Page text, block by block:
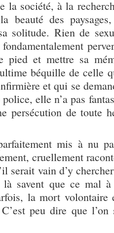
la société, à la
beauté des paysages,
solitude. Rien de
pied et mettre sa
béquille de celle
et qui se
elle n’a pas
persécution de toute
mis à nu
cruellement
serait vain d’y
savent que ce mal
la mort volontaire
peu dire que